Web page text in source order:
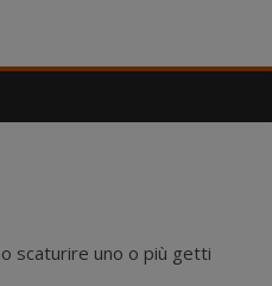
scaturire uno o più getti